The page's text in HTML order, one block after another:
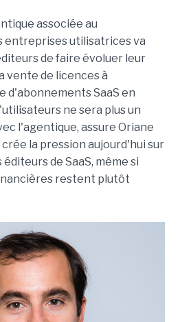
associée au
entreprises utilisatrices va
de faire évoluer leur
vente de licences à
d'abonnements SaaS en
ne sera plus un
l'agentique, assure Oriane
crée la pression aujourd'hui sur
de SaaS, même si
restent plutôt